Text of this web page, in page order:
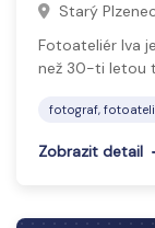
Starý
Fotoateliér Iva
než 30-ti letou
fotograf,
Zobrazit detail